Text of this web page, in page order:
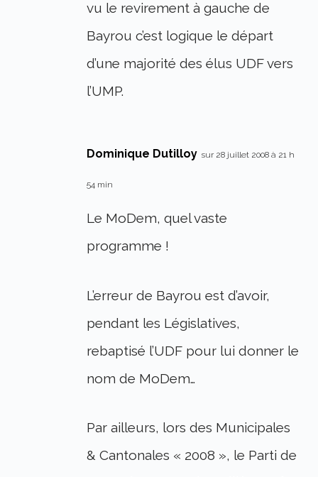
vu le revirement à gauche de
Bayrou c’est logique le départ
d’une majorité des élus UDF vers
l’UMP.
Dominique Dutilloy sur 28 juillet 2008 à 21 h
54 min
Le MoDem, quel vaste
programme !
L’erreur de Bayrou est d’avoir,
pendant les Législatives,
rebaptisé l’UDF pour lui donner le
nom de MoDem…
Par ailleurs, lors des Municipales
& Cantonales « 2008 », le Parti de